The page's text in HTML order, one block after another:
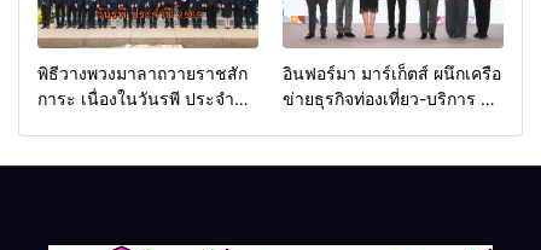
พิธีวางพวงมาลาถวายราชสัก
การะ เนื่องในวันรพี ประจำปี
อินฟอร์มา มาร์เก็ตส์ ผนึกเครือ
ข่ายธุรกิจท่องเที่ยว-บริการ จัด